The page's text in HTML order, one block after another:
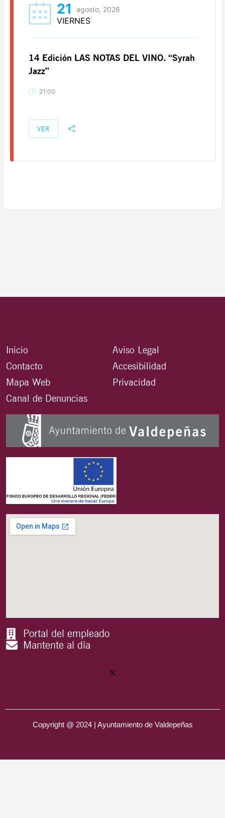
21 agosto, 2026
VIERNES
14 Edición LAS NOTAS DEL VINO. “Syrah
Jazz”
21:00
VER
Inicio
Contacto
Mapa Web
Canal de Denuncias
Aviso Legal
Accesibilidad
Privacidad
Portal del empleado
Mantente al día
Copyright @ 2024 | Ayuntamiento de Valdepeñas